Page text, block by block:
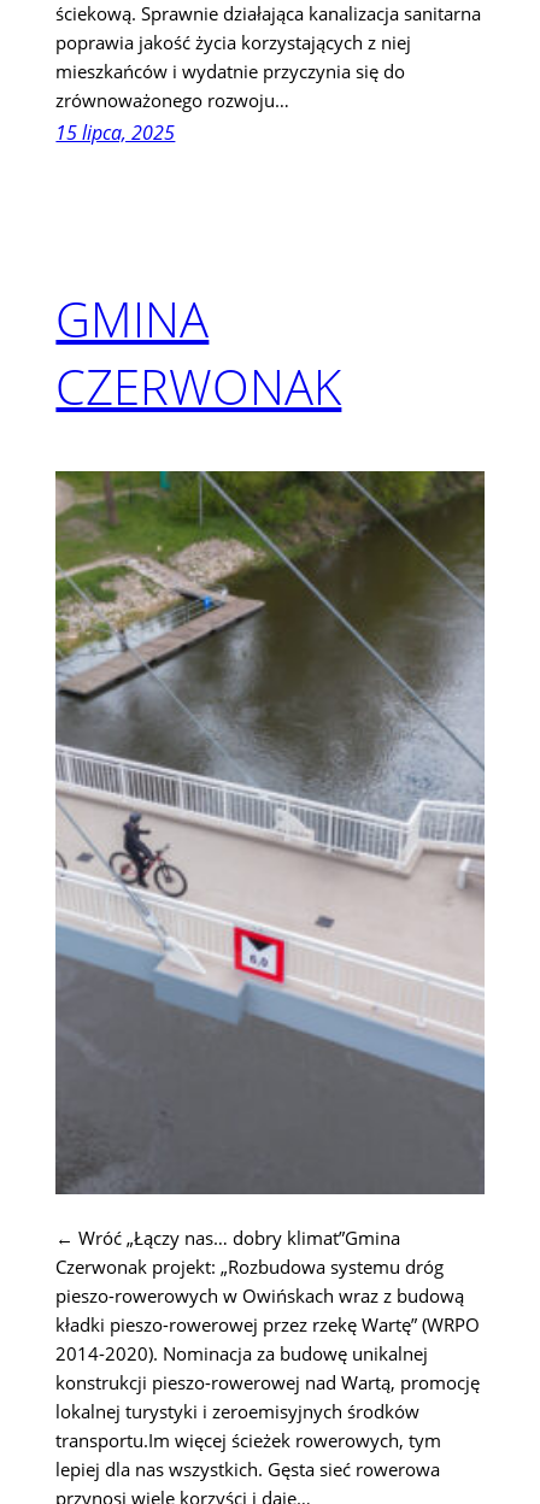
ściekową. Sprawnie działająca kanalizacja sanitarna
poprawia jakość życia korzystających z niej
mieszkańców i wydatnie przyczynia się do
zrównoważonego rozwoju…
15 lipca, 2025
GMINA
CZERWONAK
← Wróć „Łączy nas… dobry klimat”Gmina
Czerwonak projekt: „Rozbudowa systemu dróg
pieszo-rowerowych w Owińskach wraz z budową
kładki pieszo-rowerowej przez rzekę Wartę” (WRPO
2014-2020). Nominacja za budowę unikalnej
konstrukcji pieszo-rowerowej nad Wartą, promocję
lokalnej turystyki i zeroemisyjnych środków
transportu.Im więcej ścieżek rowerowych, tym
lepiej dla nas wszystkich. Gęsta sieć rowerowa
przynosi wiele korzyści i daje…